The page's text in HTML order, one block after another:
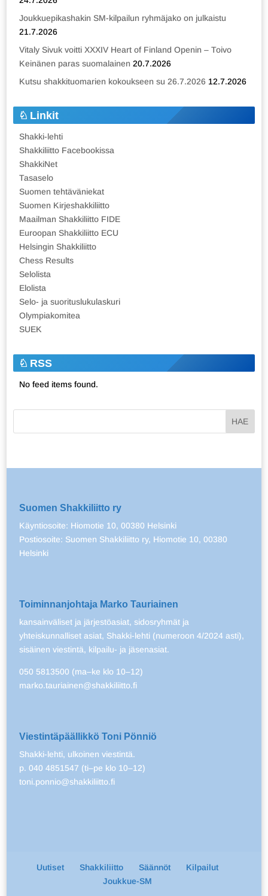
Joukkuepikashakin SM-kilpailun ryhmäjako on julkaistu
21.7.2026
Vitaly Sivuk voitti XXXIV Heart of Finland Openin – Toivo
Keinänen paras suomalainen 20.7.2026
Kutsu shakkituomarien kokoukseen su 26.7.2026 12.7.2026
Linkit
Shakki-lehti
Shakkiliitto Facebookissa
ShakkiNet
Tasaselo
Suomen tehtäväniekat
Suomen Kirjeshakkiliitto
Maailman Shakkiliitto FIDE
Euroopan Shakkiliitto ECU
Helsingin Shakkiliitto
Chess Results
Selolista
Elolista
Selo- ja suorituslukulaskuri
Olympiakomitea
SUEK
RSS
No feed items found.
Suomen Shakkiliitto ry
Käyntiosoite: Hiomotie 10, 00380 Helsinki
Postiosoite: Suomen Shakkiliitto ry, Hiomotie 10, 00380
Helsinki
Toiminnanjohtaja Marko Tauriainen
kansainväliset ja järjestöasiat, sidosryhmät ja
yhteiskunnalliset asiat, Shakki-lehti (numeroon 4/2024 asti),
sisäinen viestintä, kilpailu- ja jäsenasiat.
050 5813500 (ma–ke klo 10–12)
marko.tauriainen@shakkiliitto.fi
Viestintäpäällikkö Toni Pönniö
Shakki-lehti, ulkoinen viestintä.
p. 040 4851547 (ti–pe klo 10–12)
toni.ponnio@shakkiliitto.fi
Uutiset Shakkiliitto Säännöt
Kilpailut
Joukkue-SM